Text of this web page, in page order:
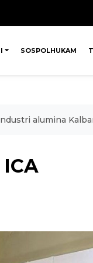
SOSPOLHUKAM
alumina